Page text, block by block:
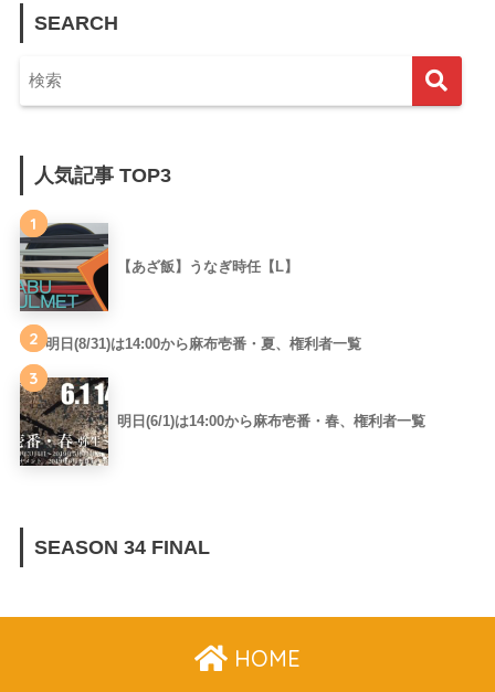
SEARCH
人気記事 TOP3
1
【あざ飯】うなぎ時任【L】
2 明日(8/31)は14:00から麻布壱番・夏、権利者一覧
3
明日(6/1)は14:00から麻布壱番・春、権利者一覧
SEASON 34 FINAL
HOME